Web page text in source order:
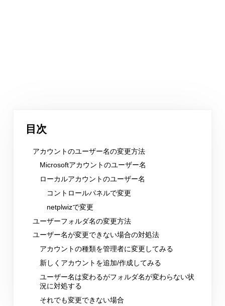
目次
アカウントのユーザー名の変更方法
Microsoftアカウントのユーザー名
ローカルアカウントのユーザー名
コントロールパネルで変更
netplwizで変更
ユーザーフォルダ名の変更方法
ユーザー名が変更できない場合の対処法
アカウントの種類を管理者に変更してみる
新しくアカウントを追加/作成してみる
ユーザー名は変わるがフォルダ名が変わらない状
況に対処する
それでも変更できない場合